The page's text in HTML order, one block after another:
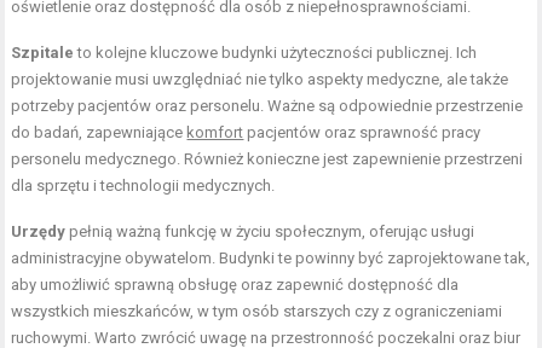
oświetlenie oraz dostępność dla osób z niepełnosprawnościami.
Szpitale to kolejne kluczowe budynki użyteczności publicznej. Ich
projektowanie musi uwzględniać nie tylko aspekty medyczne, ale także
potrzeby pacjentów oraz personelu. Ważne są odpowiednie przestrzenie
do badań, zapewniające komfort pacjentów oraz sprawność pracy
personelu medycznego. Również konieczne jest zapewnienie przestrzeni
dla sprzętu i technologii medycznych.
Urzędy pełnią ważną funkcję w życiu społecznym, oferując usługi
administracyjne obywatelom. Budynki te powinny być zaprojektowane tak,
aby umożliwić sprawną obsługę oraz zapewnić dostępność dla
wszystkich mieszkańców, w tym osób starszych czy z ograniczeniami
ruchowymi. Warto zwrócić uwagę na przestronność poczekalni oraz biur